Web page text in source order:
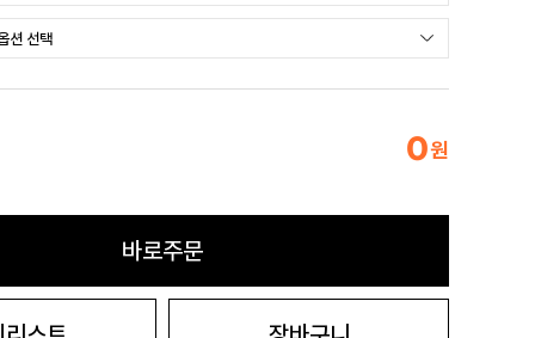
0원
바로주문